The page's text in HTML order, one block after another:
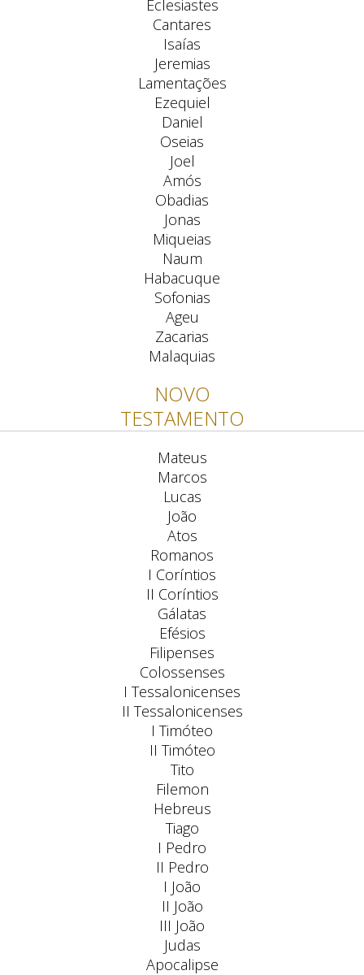
Eclesiastes
Cantares
Isaías
Jeremias
Lamentações
Ezequiel
Daniel
Oseias
Joel
Amós
Obadias
Jonas
Miqueias
Naum
Habacuque
Sofonias
Ageu
Zacarias
Malaquias
NOVO
TESTAMENTO
Mateus
Marcos
Lucas
João
Atos
Romanos
I Coríntios
II Coríntios
Gálatas
Efésios
Filipenses
Colossenses
I Tessalonicenses
II Tessalonicenses
I Timóteo
II Timóteo
Tito
Filemon
Hebreus
Tiago
I Pedro
II Pedro
I João
II João
III João
Judas
Apocalipse